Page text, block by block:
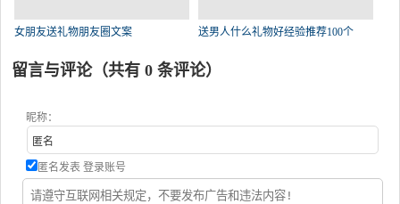
女朋友送礼物朋友圈文案 送男人什么礼物好经验推荐100个
留言与评论（共有 0 条评论）
昵称：
匿名发表 登录账号